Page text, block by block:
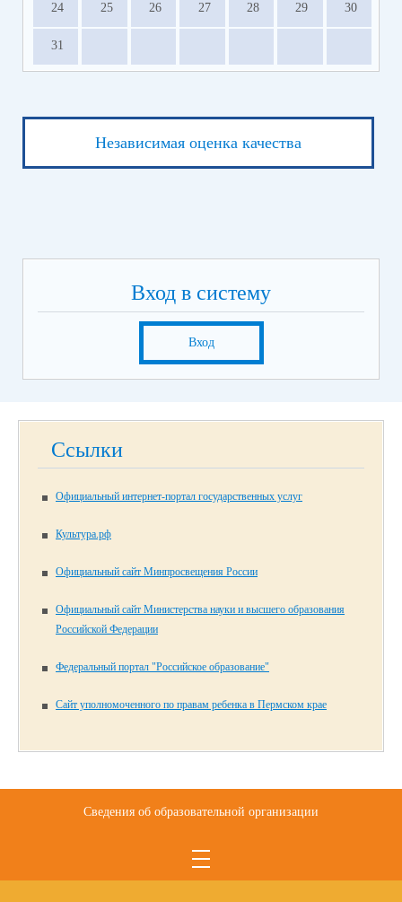
24 25 26 27 28 29 30
31
Независимая оценка качества
Вход в систему
Вход
Ссылки
Официальный интернет-портал государственных услуг
Культура.рф
Официальный сайт Минпросвещения России
Официальный сайт Министерства науки и высшего образования
Российской Федерации
Федеральный портал "Российское образование"
Сайт уполномоченного по правам ребенка в Пермском крае
Сведения об образовательной организации